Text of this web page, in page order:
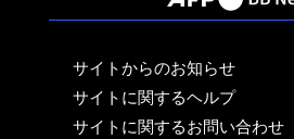
サイトからのお知らせ
サイトに関するヘルプ
サイトに関するお問い合わせ